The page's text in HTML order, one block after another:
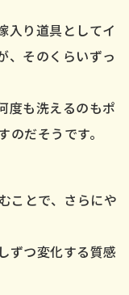
入り道具としてイ
、そのくらいずっ
度も洗えるのもポ
だそうです。
ことで、さらにや
ずつ変化する質感